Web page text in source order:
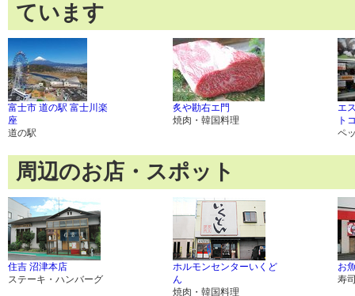
ています
富士市 道の駅 富士川楽
座
道の駅
炙や勘右エ門
焼肉・韓国料理
エ
ト
ペ
周辺のお店・スポット
住吉 沼津本店
ステーキ・ハンバーグ
ホルモンセンターいくど
ん
焼肉・韓国料理
お
寿